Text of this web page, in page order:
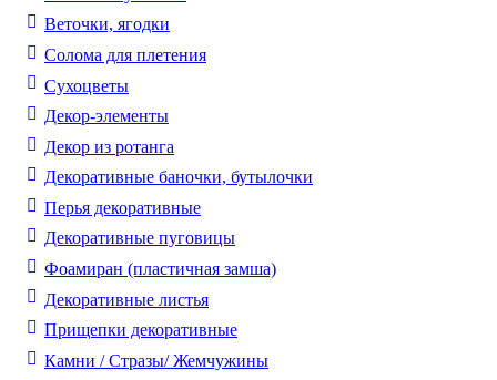
Веточки, ягодки
Солома для плетения
Cухоцветы
Декор-элементы
Декор из ротанга
Декоративные баночки, бутылочки
Перья декоративные
Декоративные пуговицы
Фоамиран (пластичная замша)
Декоративные листья
Прищепки декоративные
Камни / Cтразы/ Жемчужины